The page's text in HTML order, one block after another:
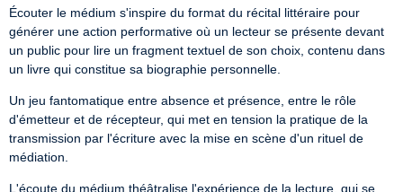
Écouter le médium s'inspire du format du récital littéraire pour
générer une action performative où un lecteur se présente devant
un public pour lire un fragment textuel de son choix, contenu dans
un livre qui constitue sa biographie personnelle.
Un jeu fantomatique entre absence et présence, entre le rôle
d'émetteur et de récepteur, qui met en tension la pratique de la
transmission par l'écriture avec la mise en scène d'un rituel de
médiation.
L'écoute du médium théâtralise l'expérience de la lecture, qui se